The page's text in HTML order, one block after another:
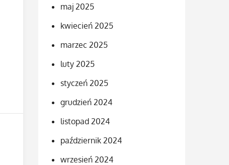
maj 2025
kwiecień 2025
marzec 2025
luty 2025
styczeń 2025
grudzień 2024
listopad 2024
październik 2024
wrzesień 2024